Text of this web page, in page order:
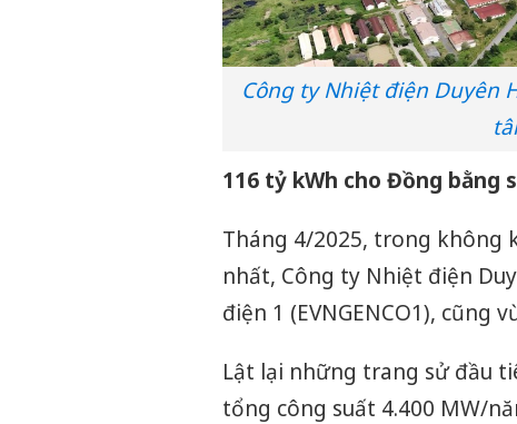
Công ty Nhiệt điện Duyên
116 tỷ kWh cho Đồng bằng
Tháng 4/2025, trong không
nhất, Công ty Nhiệt điện
điện 1 (EVNGENCO1),
Lật lại những trang sử đầu
tổng công suất 4.400 MW/